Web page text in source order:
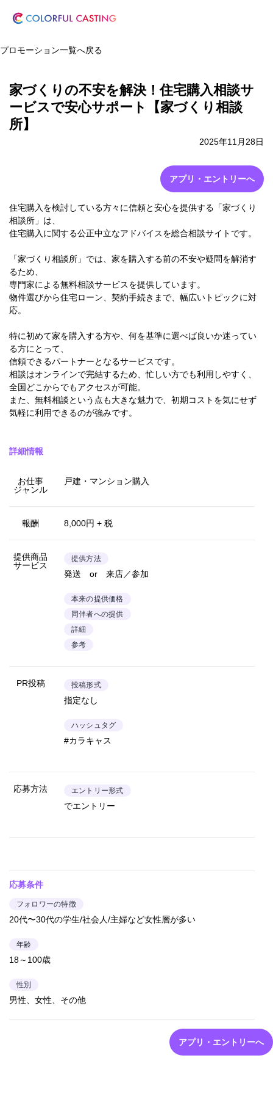
プロモーション一覧へ戻る
家づくりの不安を解決！住宅購入相談サ
ービスで安心サポート【家づくり相談
所】
2025年11月28日
アプリ・エントリーへ
住宅購入を検討している方々に信頼と安心を提供する「家づくり
相談所」は、
住宅購入に関する公正中立なアドバイスを総合相談サイトです。
「家づくり相談所」では、家を購入する前の不安や疑問を解消す
るため、
専門家による無料相談サービスを提供しています。
物件選びから住宅ローン、契約手続きまで、幅広いトピックに対
応。
特に初めて家を購入する方や、何を基準に選べば良いか迷ってい
る方にとって、
信頼できるパートナーとなるサービスです。
相談はオンラインで完結するため、忙しい方でも利用しやすく、
全国どこからでもアクセスが可能。
また、無料相談という点も大きな魅力で、初期コストを気にせず
気軽に利用できるのが強みです。
詳細情報
お仕事
ジャンル
戸建・マンション購入
報酬 8,000円 + 税
提供商品
サービス
提供方法
発送 or 来店／参加
本来の提供価格
同伴者への提供
詳細
参考
PR投稿 投稿形式
指定なし
ハッシュタグ
#カラキャス
応募方法 エントリー形式
でエントリー
応募条件
フォロワーの特徴
20代〜30代の学生/社会人/主婦など女性層が多い
年齢
18～100歳
性別
男性、女性、その他
アプリ・エントリーへ